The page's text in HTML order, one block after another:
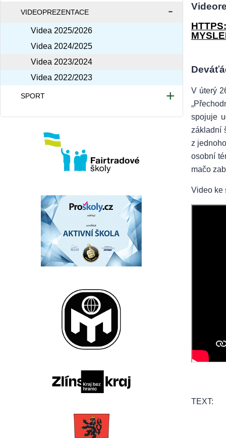
V úterý
spojuje
základní
z
osobní
mačo
Video ke
TEXT:
VIDEOPREZENTACE
Videa 2025/2026
Videa 2024/2025
Videa 2023/2024
Videa 2022/2023
SPORT